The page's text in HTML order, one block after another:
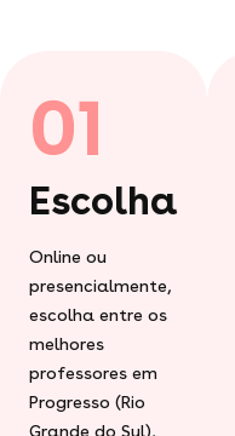
01
Escolha
Online ou
presencialmente,
escolha entre os
melhores
professores em
Progresso (Rio
Grande do Sul),